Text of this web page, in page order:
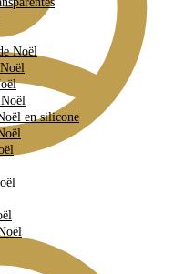
Noël
en silicone